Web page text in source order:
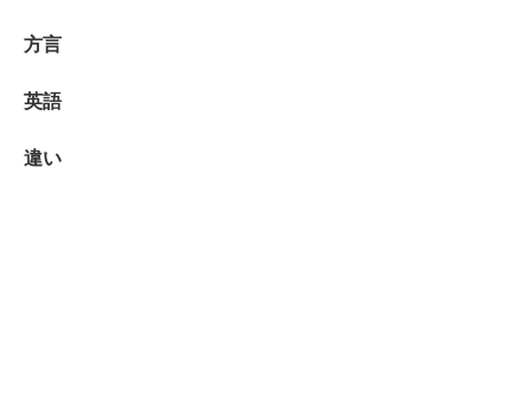
方言
英語
違い